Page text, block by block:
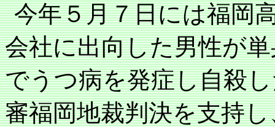
今年５月７日には福岡
会社に出向した男性が
でうつ病を発症し自殺
審福岡地裁判決を支持